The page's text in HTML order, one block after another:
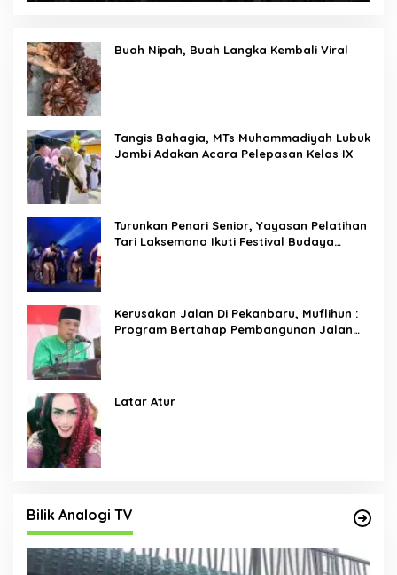
Buah Nipah, Buah Langka Kembali Viral
Tangis Bahagia, MTs Muhammadiyah Lubuk
Jambi Adakan Acara Pelepasan Kelas IX
Turunkan Penari Senior, Yayasan Pelatihan
Tari Laksemana Ikuti Festival Budaya
Kerusakan Jalan Di Pekanbaru, Muflihun :
Program Bertahap Pembangunan Jalan
Latar Atur
Bilik Analogi TV